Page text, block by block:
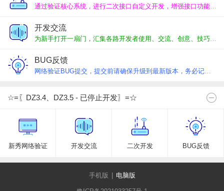
通过验证核心系统，进行二次接口自定义开发，增强接口功能，代码独立维护升级便捷。
开发交流
为新手打开一扇门，汇集各路开发者使用、交流、创意、技巧、求助，一起交流进步。
BUG反馈
网络验证BUG提交，提交前请确保升级到最新版本，务必记得反复尝试，清晰反映BUG。
☆=〖DZ3.4、DZ3.5 - 已停止开发〗=☆
新秀网络验证 开发交流 二次开发 BUG反馈
手机版 电脑版